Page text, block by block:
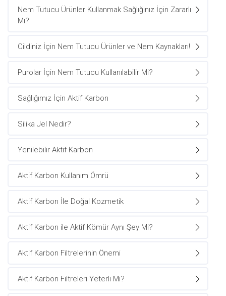
Nem Tutucu Ürünler Kullanmak Sağlığınız İçin Zararlı
Mı?
Cildiniz İçin Nem Tutucu Ürünler ve Nem Kaynakları!
Purolar İçin Nem Tutucu Kullanılabilir Mi?
Sağlığımız İçin Aktif Karbon
Silika Jel Nedir?
Yenilebilir Aktif Karbon
Aktif Karbon Kullanım Ömrü
Aktif Karbon İle Doğal Kozmetik
Aktif Karbon ile Aktif Kömür Aynı Şey Mi?
Aktif Karbon Filtrelerinin Önemi
Aktif Karbon Filtreleri Yeterli Mi?